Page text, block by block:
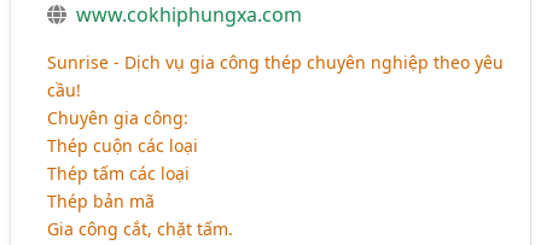
www.cokhiphungxa.com
Sunrise - Dịch vụ gia công thép chuyên nghiệp theo yêu
cầu!
Chuyên gia công:
Thép cuộn các loại
Thép tấm các loại
Thép bản mã
Gia công cắt, chặt tấm.